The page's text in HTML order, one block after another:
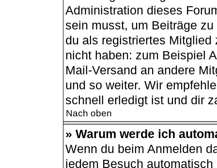
Administration dieses
sein musst, um Beiträge
du als registriertes
nicht haben: zum Beispiel
Mail-Versand an andere
und so weiter. Wir
schnell erledigt ist und dir
Nach oben
» Warum werde ich
Wenn du beim Anmelden
jedem Besuch